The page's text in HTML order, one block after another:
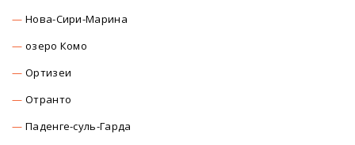
Нова-Сири-Марина
озеро Комо
Ортизеи
Отранто
Паденге-суль-Гарда